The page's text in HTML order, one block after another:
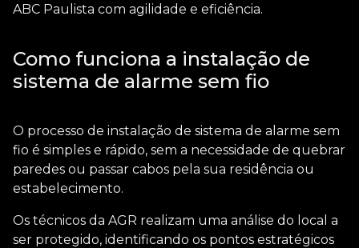
ABC Paulista com agilidade e eficiência.
Como funciona a instalação de
sistema de alarme sem fio
O processo de instalação de sistema de alarme sem
fio é simples e rápido, sem a necessidade de quebrar
paredes ou passar cabos pela sua residência ou
estabelecimento.
Os técnicos da AGR realizam uma análise do local a
ser protegido, identificando os pontos estratégicos